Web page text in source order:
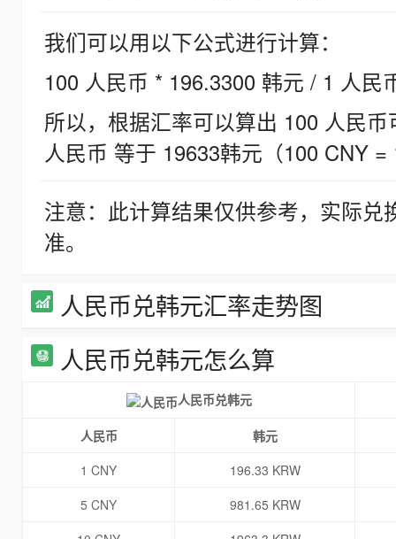
我们可以用以下公式进行计算：
100 人民币 * 196.3300 韩元 / 1 人民
所以，根据汇率可以算出 100 人民
人民币 等于 19633韩元（100 CNY =
注意：此计算结果仅供参考，实际
准。
人民币兑韩元汇率走势图
人民币兑韩元怎么算
人民币兑韩元
人民币
韩元
1 CNY
196.33 KRW
5 CNY
981.65 KRW